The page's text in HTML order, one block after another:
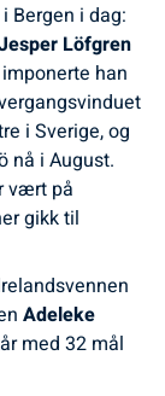
Bergen i dag:
Löfgren
han
i Sverige, og
nå i August.
vært på
gikk til
Adeleke
med 32 mål